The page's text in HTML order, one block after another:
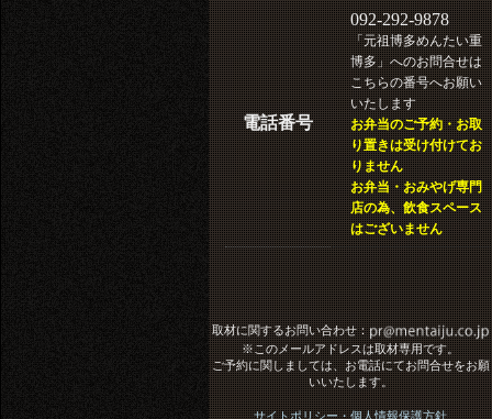
電話番号
092-292-9878
「元祖博多めんたい重
博多」へのお問合せは
こちらの番号へお願い
いたします
お弁当のご予約・お取
り置きは受け付けてお
りません
お弁当・おみやげ専門
店の為、飲食スペース
はございません
取材に関するお問い合わせ：
※このメールアドレスは取材専用です。
ご予約に関しましては、お電話にてお問合せをお願
いいたします。
サイトポリシー・個人情報保護方針